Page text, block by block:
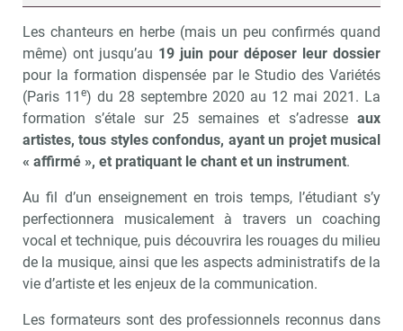
Les chanteurs en herbe (mais un peu confirmés quand
même) ont jusqu’au 19 juin pour déposer leur dossier
pour la formation dispensée par le Studio des Variétés
(Paris 11 e) du 28 septembre 2020 au 12 mai 2021. La
formation s’étale sur 25 semaines et s’adresse aux
artistes, tous styles confondus, ayant un projet musical
« affirmé », et pratiquant le chant et un instrument.
Au fil d’un enseignement en trois temps, l’étudiant s’y
perfectionnera musicalement à travers un coaching
vocal et technique, puis découvrira les rouages du milieu
de la musique, ainsi que les aspects administratifs de la
vie d’artiste et les enjeux de la communication.
Les formateurs sont des professionnels reconnus dans